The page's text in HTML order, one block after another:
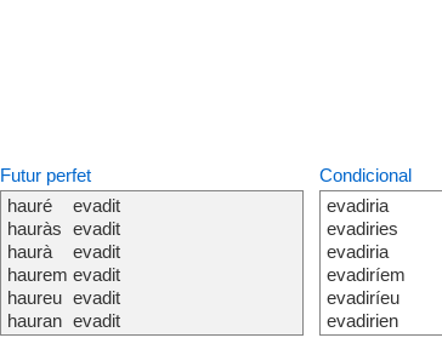
Futur perfet
hauré
hauràs
haurà
haurem
haureu
hauran
evadit
evadit
evadit
evadit
evadit
evadit
Condicional
evadiria
evadiries
evadiria
evadiríem
evadiríeu
evadirien